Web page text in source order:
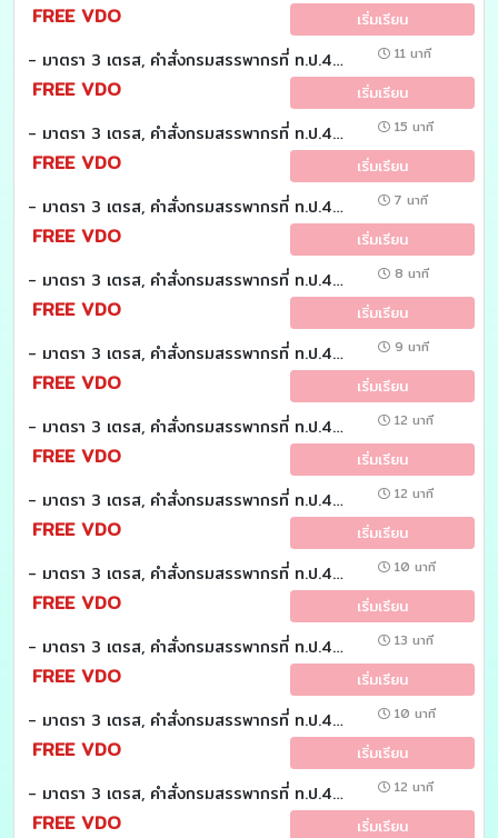
FREE VDO เริ่มเรียน
- มาตรา 3 เตรส, คำสั่งกรมสรรพากรที่ ท.ป.4/2528 ข้อ 12/1 : (วันละมาตรา) 11 นาที
FREE VDO เริ่มเรียน
- มาตรา 3 เตรส, คำสั่งกรมสรรพากรที่ ท.ป.4/2528 ข้อ 12 : (วันละมาตรา) 15 นาที
FREE VDO เริ่มเรียน
- มาตรา 3 เตรส, คำสั่งกรมสรรพากรที่ ท.ป.4/2528 ข้อ 11 : (วันละมาตรา) 7 นาที
FREE VDO เริ่มเรียน
- มาตรา 3 เตรส, คำสั่งกรมสรรพากรที่ ท.ป.4/2528 ข้อ 10 : (วันละมาตรา) 8 นาที
FREE VDO เริ่มเรียน
- มาตรา 3 เตรส, คำสั่งกรมสรรพากรที่ ท.ป.4/2528 ข้อ 9 : (วันละมาตรา) 9 นาที
FREE VDO เริ่มเรียน
- มาตรา 3 เตรส, คำสั่งกรมสรรพากรที่ ท.ป.4/2528 ข้อ 8 : (วันละมาตรา) 12 นาที
FREE VDO เริ่มเรียน
- มาตรา 3 เตรส, คำสั่งกรมสรรพากรที่ ท.ป.4/2528 ข้อ 7 : (วันละมาตรา) 12 นาที
FREE VDO เริ่มเรียน
- มาตรา 3 เตรส, คำสั่งกรมสรรพากรที่ ท.ป.4/2528 ข้อ 6 : (วันละมาตรา) 10 นาที
FREE VDO เริ่มเรียน
- มาตรา 3 เตรส, คำสั่งกรมสรรพากรที่ ท.ป.4/2528 ข้อ 5 : (วันละมาตรา) 13 นาที
FREE VDO เริ่มเรียน
- มาตรา 3 เตรส, คำสั่งกรมสรรพากรที่ ท.ป.4/2528 ข้อ 4 : (วันละมาตรา) 10 นาที
FREE VDO เริ่มเรียน
- มาตรา 3 เตรส, คำสั่งกรมสรรพากรที่ ท.ป.4/2528 ข้อ 3/2 : (วันละมาตรา) 12 นาที
FREE VDO เริ่มเรียน